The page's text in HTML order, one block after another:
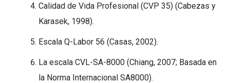
Calidad de Vida Profesional (CVP 35) (Cabezas y
Karasek, 1998).
Escala Q-Labor 56 (Casas, 2002).
La escala CVL-SA-8000 (Chiang, 2007; Basada en
la Norma Internacional SA8000).